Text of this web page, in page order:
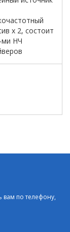
х 2, состоит
ми НЧ
вам по телефону,